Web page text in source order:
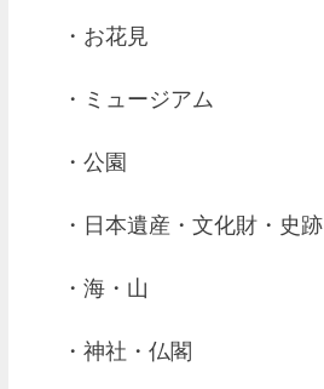
・お花見
・ミュージアム
・公園
・日本遺産・文化財・史跡
・海・山
・神社・仏閣